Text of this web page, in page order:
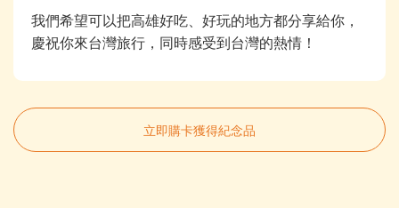
我們希望可以把高雄好吃、好玩的地方都分享給你，
慶祝你來台灣旅行，同時感受到台灣的熱情！
立即購卡獲得紀念品